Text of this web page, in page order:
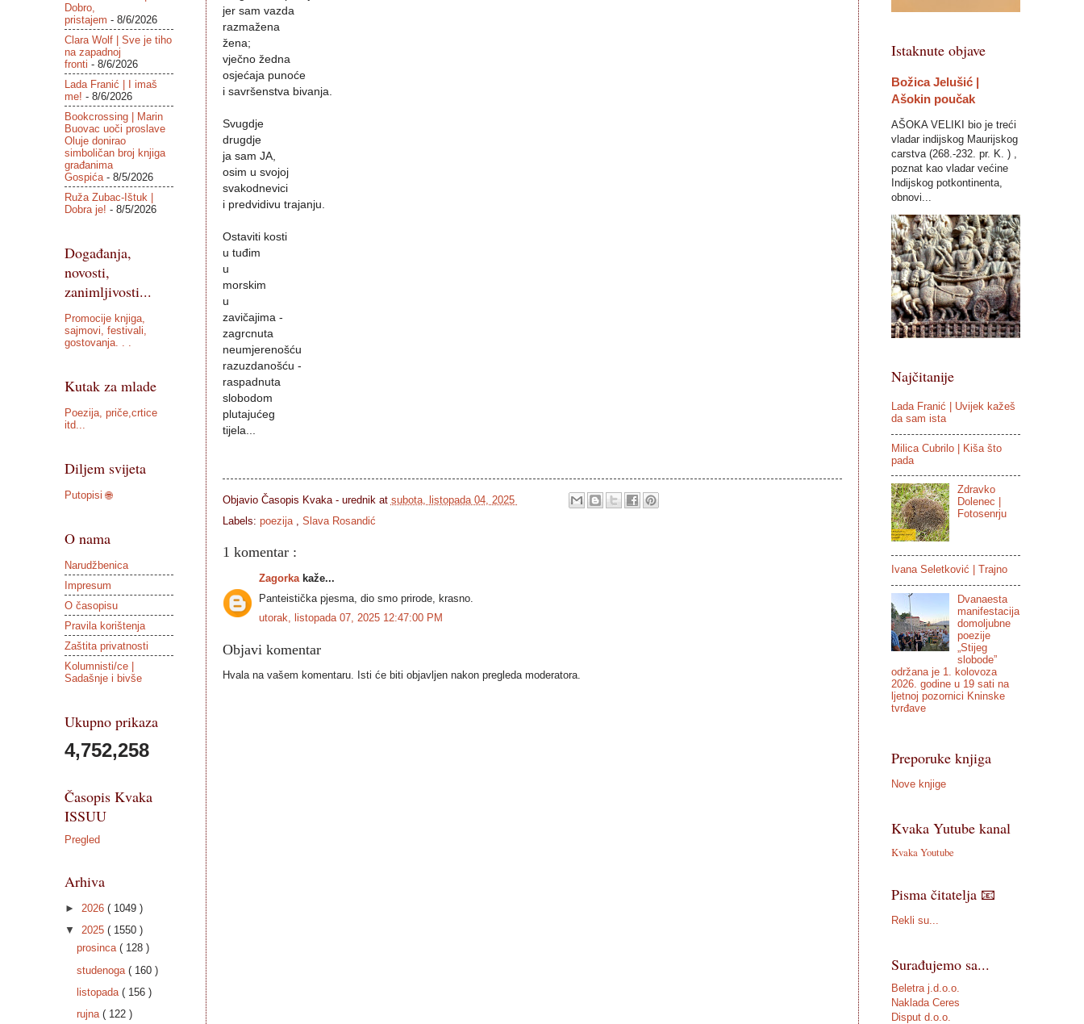
jer sam vazda
razmažena
žena;
vječno žedna
osjećaja punoće
i savršenstva bivanja.
Svugdje
drugdje
ja sam JA,
osim u svojoj
svakodnevici
i predvidivu trajanju.
Ostaviti kosti
u tuđim
u
morskim
u
zavičajima -
zagrcnuta
neumjerenošću
razuzdanošću -
raspadnuta
slobodom
plutajućeg
tijela...
Objavio Časopis Kvaka - urednik at subota, listopada 04, 2025
Labels: poezija , Slava Rosandić
1 komentar :
Zagorka kaže...
Panteistička pjesma, dio smo prirode, krasno.
utorak, listopada 07, 2025 12:47:00 PM
Objavi komentar
Hvala na vašem komentaru. Isti će biti objavljen nakon pregleda moderatora.
Dobro,
pristajem - 8/6/2026
Clara Wolf | Sve je tiho
na zapadnoj
fronti - 8/6/2026
Lada Franić | I imaš
me! - 8/6/2026
Bookcrossing | Marin
Buovac uoči proslave
Oluje donirao
simboličan broj knjiga
građanima
Gospića- 8/5/2026
Ruža Zubac-Ištuk |
Dobra je! - 8/5/2026
Događanja,
novosti,
zanimljivosti...
Promocije knjiga,
sajmovi, festivali,
gostovanja. . .
Kutak za mlade
Poezija, priče,crtice
itd...
Diljem svijeta
Putopisi 🌐
O nama
Narudžbenica
Impresum
O časopisu
Pravila korištenja
Zaštita privatnosti
Kolumnisti/ce |
Sadašnje i bivše
Ukupno prikaza
4,752,258
Časopis Kvaka
ISSUU
Pregled
Arhiva
► 2026 ( 1049 )
▼ 2025 ( 1550 )
prosinca ( 128 )
studenoga ( 160 )
listopada ( 156 )
rujna ( 122 )
Istaknute objave
Božica Jelušić |
Ašokin poučak
AŠOKA VELIKI bio je treći
vladar indijskog Maurijskog
carstva (268.-232. pr. K. ) ,
poznat kao vladar većine
Indijskog potkontinenta,
obnovi...
Najčitanije
Lada Franić | Uvijek kažeš
da sam ista
Milica Cubrilo | Kiša što
pada
Zdravko
Dolenec |
Fotosenrju
Ivana Seletković | Trajno
Dvanaesta
manifestacija
domoljubne
poezije
„Stijeg
slobode”
održana je 1. kolovoza
2026. godine u 19 sati na
ljetnoj pozornici Kninske
tvrđave
Preporuke knjiga
Nove knjige
Kvaka Yutube kanal
Kvaka Youtube
Pisma čitatelja 📧
Rekli su...
Surađujemo sa...
Beletra j.d.o.o.
Naklada Ceres
Disput d.o.o.